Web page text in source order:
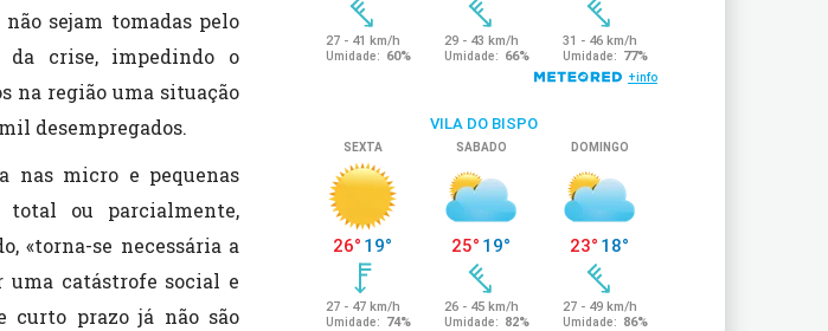
sejam tomadas pelo
da crise, impedindo o
na região uma situação
desempregados.
nas micro e pequenas
total ou parcialmente,
«torna-se necessária a
uma catástrofe social e
curto prazo já não são